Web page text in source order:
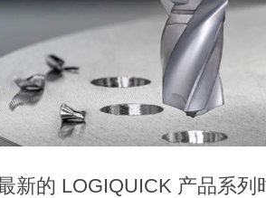
新的 LOGIQUICK 产品系列